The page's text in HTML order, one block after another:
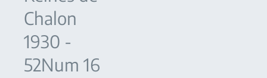
Chalon
1930 -
52Num 16